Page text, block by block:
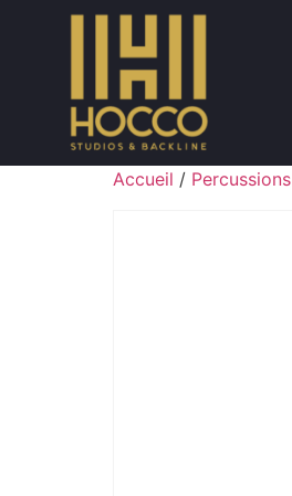
Accueil / Percussions